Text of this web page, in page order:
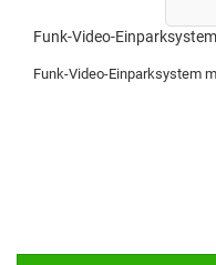
Funk-Video-
Funk-Video-Einparksystem